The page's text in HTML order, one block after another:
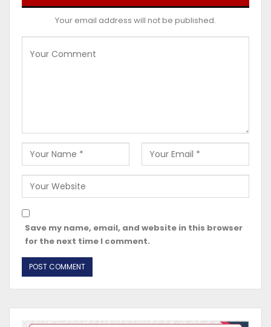
Your email address will not be published.
Save my name, email, and website in this browser
for the next time I comment.